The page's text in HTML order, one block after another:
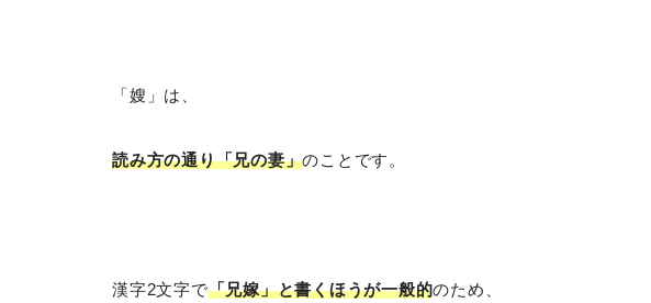
「嫂」は、
読み方の通り「兄の妻」のことです。
漢字2文字で「兄嫁」と書くほうが一般的のため、